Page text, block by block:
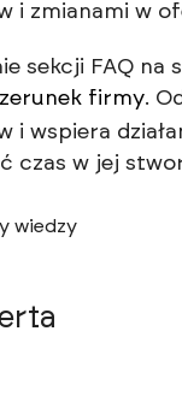
i zmianami w
sekcji FAQ
firmy.
i wspiera
czas w jej
wiedzy